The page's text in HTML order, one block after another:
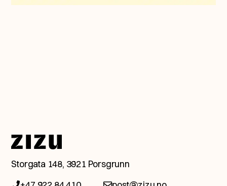
Snakk med en av våre
eksperter.
Storgata 148, 3921 Porsgrunn